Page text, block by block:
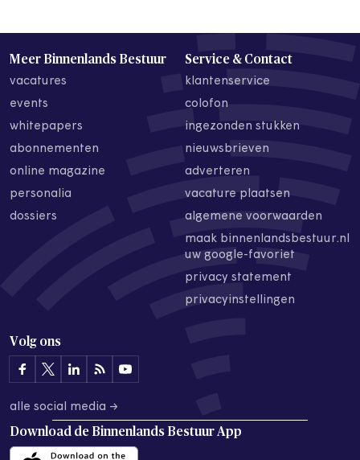
Meer Binnenlands Bestuur
vacatures
events
whitepapers
abonnementen
online magazine
personalia
dossiers
Service & Contact
klantenservice
colofon
ingezonden stukken
nieuwsbrieven
adverteren
vacature plaatsen
algemene voorwaarden
maak binnenlandsbestuur.nl
uw google-favoriet
privacy statement
privacyinstellingen
Volg ons
alle social media →
Download de Binnenlands Bestuur App